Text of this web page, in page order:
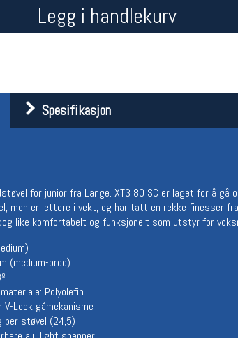
Legg i handlekurv
Spesifikasjon
for junior fra Lange. XT3 80 SC er laget for å gå
men er lettere i vekt, og har tatt en rekke finesser
like komfortabelt og funksjonelt som utstyr for
(medium-bred)
Polyolefin
V-Lock gåmekanisme
per støvel (24,5)
10-13)
11-18